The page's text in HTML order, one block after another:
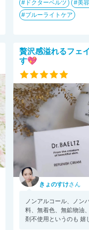
ドクターベルツ
美
ブルーライトケア
贅沢感溢れるフェ
す💖
きょのすけさん
ノンアルコール、ノン
料、無着色、無鉱物油
剤不使用というのも 嬉